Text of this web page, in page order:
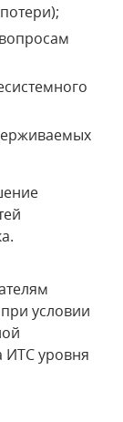
условии
ИТС уровня